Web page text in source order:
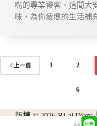
嘴的專業饕客，這間大
味，為你疲憊的生活補
上一頁 1 2
6
版權 © 2026 RLai